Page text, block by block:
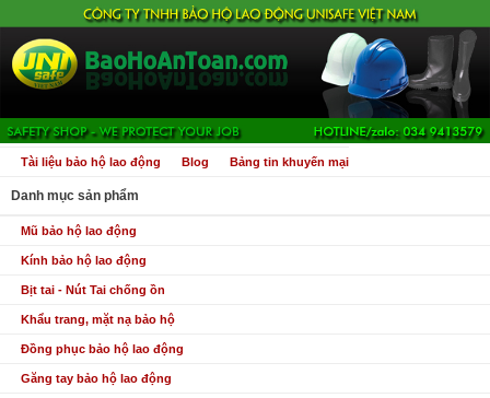
Tài liệu bảo hộ lao động Blog Bảng tin khuyến mại
Danh mục sản phẩm
Mũ bảo hộ lao động
Kính bảo hộ lao động
Bịt tai - Nút Tai chống ồn
Khẩu trang, mặt nạ bảo hộ
Đồng phục bảo hộ lao động
Găng tay bảo hộ lao động